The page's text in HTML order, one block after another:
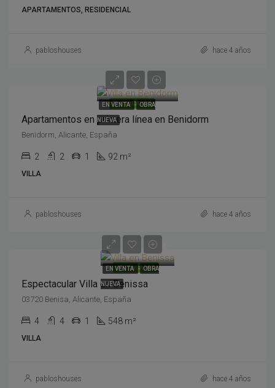
APARTAMENTOS, RESIDENCIAL
pabloshouses hace 4 años
DESTACADOS
EN VENTA OBRA
NUEVA
2,195,000€
Apartamentos en primera línea en Benidorm
Benidorm, Alicante, España
2 2 1 92 m²
VILLA
pabloshouses hace 4 años
DESTACADOS
EN VENTA OBRA
NUEVA
2,195,000€
Espectacular Villa en Benissa
03720 Benisa, Alicante, España
4 4 1 548 m²
VILLA
pabloshouses hace 4 años